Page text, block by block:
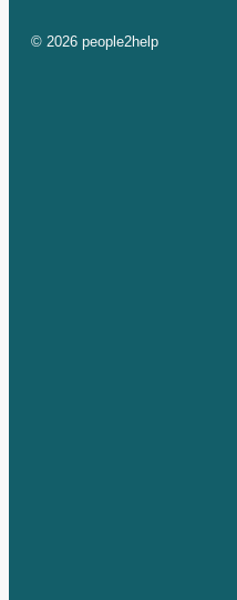
© 2026 people2help